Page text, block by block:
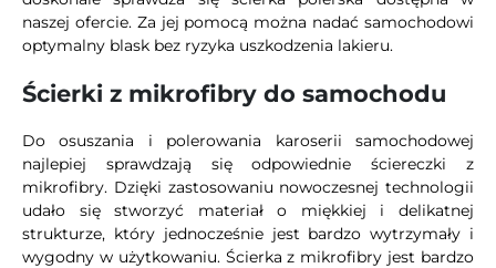
naszej ofercie. Za jej pomocą można nadać samochodowi
optymalny blask bez ryzyka uszkodzenia lakieru.
Ścierki z mikrofibry do samochodu
Do osuszania i polerowania karoserii samochodowej
najlepiej sprawdzają się odpowiednie ściereczki z
mikrofibry. Dzięki zastosowaniu nowoczesnej technologii
udało się stworzyć materiał o miękkiej i delikatnej
strukturze, który jednocześnie jest bardzo wytrzymały i
wygodny w użytkowaniu. Ścierka z mikrofibry jest bardzo